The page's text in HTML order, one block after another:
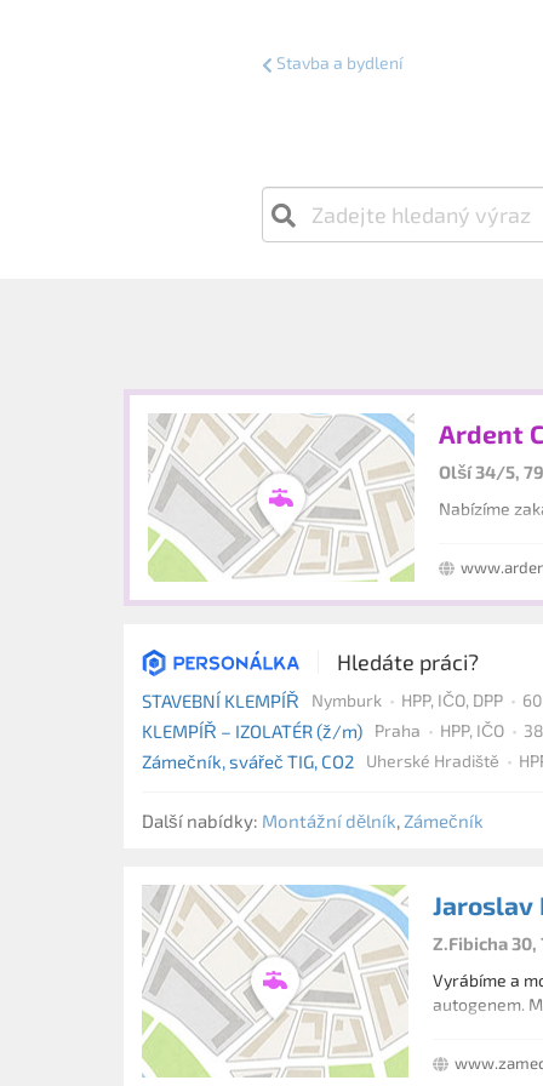
Stavba a bydlení
Ardent
Olší 34/5,
Nabízíme
Hledáte práci?
STAVEBNÍ KLEMPÍŘ Nymburk HPP, IČO, DPP
KLEMPÍŘ – IZOLATÉR (ž/m) Praha HPP, IČO
Zámečník, svářeč TIG, CO2 Uherské Hradiště
Další nabídky: Montážní dělník, Zámečník
Jaroslav
Z.Fibicha 30,
Vyrábíme a
autogenem.